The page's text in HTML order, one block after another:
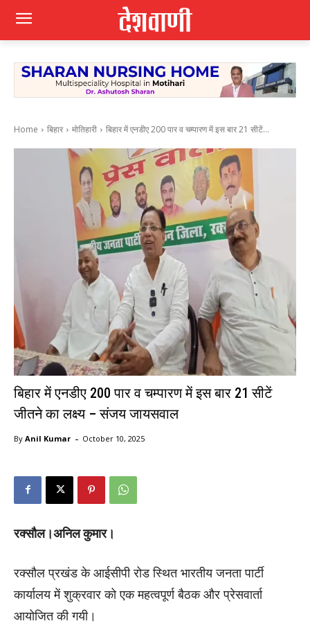
Home बिहार मोतिहारी बिहार में एनडीए 200 पार व चम्पारण में इस बार 21 सीटें...
बिहार में एनडीए 200 पार व चम्पारण में इस बार 21 सीटें
जीतने का लक्ष्य – संजय जायसवाल
By Anil Kumar - October 10, 2025
रक्सौल।अनिल कुमार।
रक्सौल प्रखंड के आईसीपी रोड स्थित भारतीय जनता पार्टी
कार्यालय में शुक्रवार को एक महत्वपूर्ण बैठक और प्रेसवार्ता
आयोजित की गयी।